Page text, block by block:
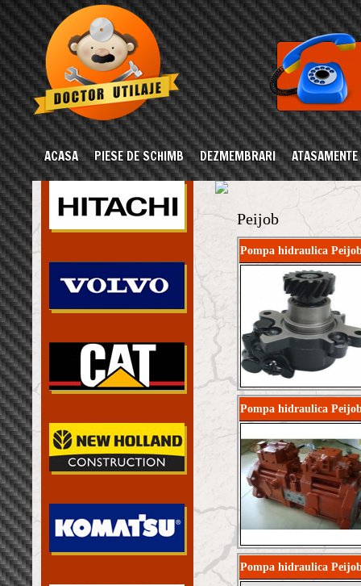
ACASA PIESE DE SCHIMB DEZMEMBRARI ATASAMENTE
Peijob
Pompa hidraulica
Pompa hidraulica
Pompa hidraulica